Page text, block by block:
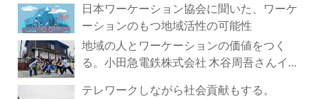
日本ワーケーション協会に聞いた、ワーケ
ーションのもつ地域活性の可能性
地域の人とワーケーションの価値をつく
る。小田急電鉄株式会社 木谷周吾さんイン
テレワークしながら社会貢献もする。